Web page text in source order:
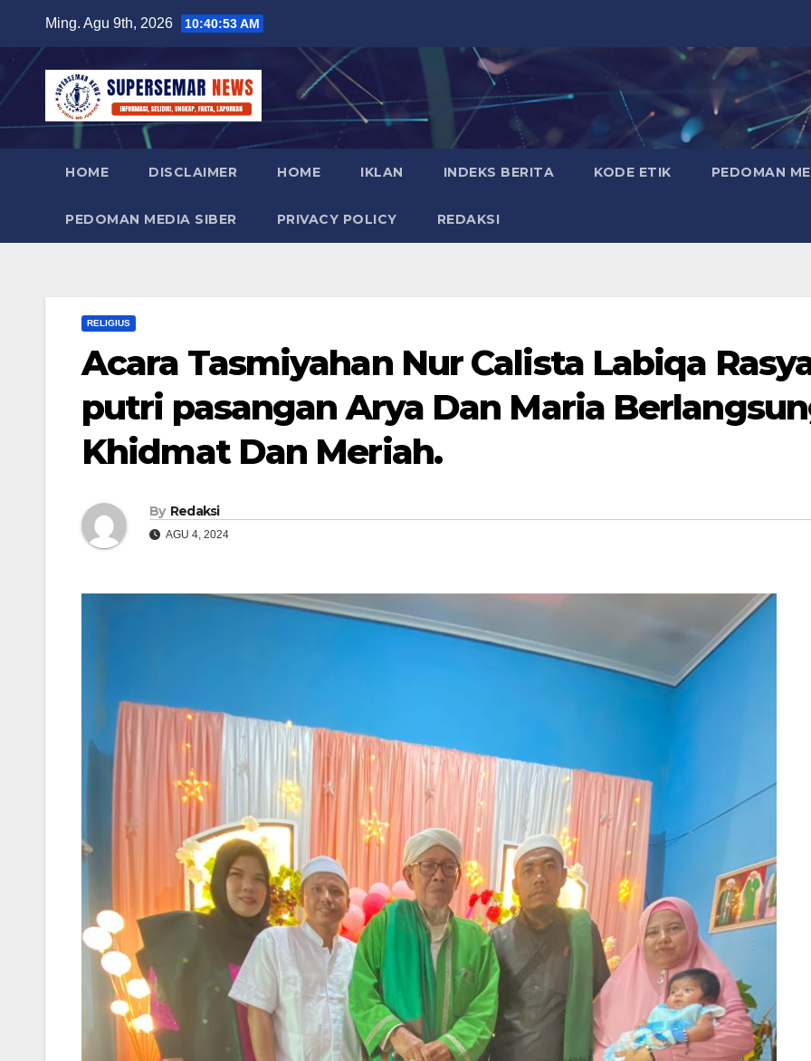
content
Ming. Agu 9th, 2026 10:40:55 AM
HOME DISCLAIMER HOME IKLAN INDEKS BERITA KODE ETIK PEDOMAN
PEDOMAN MEDIA SIBER PRIVACY POLICY REDAKSI
RELIGIUS
Acara Tasmiyahan Nur Calista Labiqa
putri pasangan Arya Dan Maria
Khidmat Dan Meriah.
By Redaksi
AGU 4, 2024